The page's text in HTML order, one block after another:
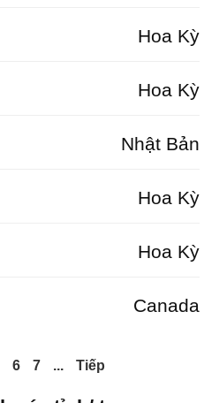
Hoa Kỳ
Hoa Kỳ
Nhật Bản
Hoa Kỳ
Hoa Kỳ
Canada
6 7 ... Tiếp